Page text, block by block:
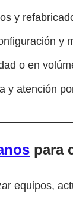
y
y
o en
y atención
para
equipos,